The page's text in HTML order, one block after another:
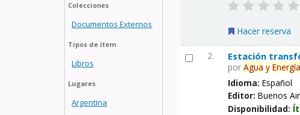
Colecciones
Documentos Externos
Tipos de ítem
Libros
Lugares
Argentina
Hacer reserva
2. Estación
porAgua y Energía
Idioma:Español
Editor:Buenos
Disponibilidad: